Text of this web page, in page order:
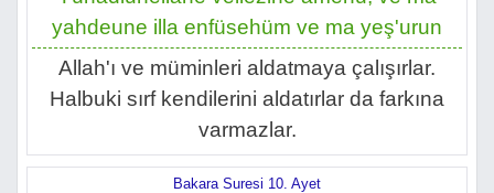
yahdeune illa enfüsehüm ve ma yeş'urun
Allah'ı ve müminleri aldatmaya çalışırlar.
Halbuki sırf kendilerini aldatırlar da farkına
varmazlar.
Bakara Suresi 10. Ayet